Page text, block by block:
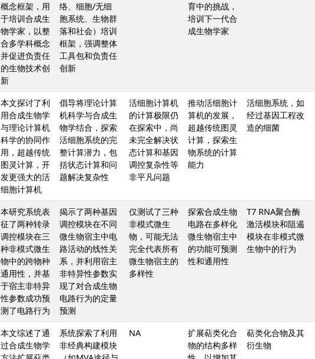
概念框架，用
于培训合成生
物学家，以整
合多学科概念
并促进负责任
的生物技术创
新
络、细胞/无细
胞系统、生物群
落和社会）培训
框架，强调整体
工具包和负责任
创新
育中的挑战，
培训下一代合
成生物学家
本文探讨了利
用合成生物学
与理论计算机
科学的协同作
用，超越传统
图灵计算，开
发更强大的活
细胞计算机
倡导将理论计算
机科学与合成生
物学结合，探索
活细胞系统的完
整计算潜力，包
括状态计算和问
题解决复杂性
活细胞计算机
的计算极限仍
在探索中，尚
未完全解决状
态计算和基因
调控复杂性等
非平凡问题
推动活细胞计
算机的发展，
超越传统图灵
计算，探索生
物系统的计算
能力
活细胞系统，如
经过基因工程改
造的细菌
本研究系统表
征了两种转录
调控模块在三
种非模式微生
物中的跨物种
通用性，并基
于宿主非特异
性参数成功预
测了电路行为
揭示了两种基因
调控模块在不同
微生物宿主中电
路活动的线性关
系，并利用宿主
非特异性参数实
现了对合成生物
电路行为的定量
预测
仅测试了三种
非模式微生
物，可能无法
完全代表所有
微生物宿主的
多样性
探索合成生物
电路在多样化
微生物宿主中
的功能可预测
性和通用性
T7 RNA聚合酶
激活模块和阻遏
模块在非模式微
生物中的行为
本文综述了通
过合成生物学
系统探索了利用
非经典构建模块
NA
扩展萜类化合
物的结构多样
萜类化合物及其
衍生物